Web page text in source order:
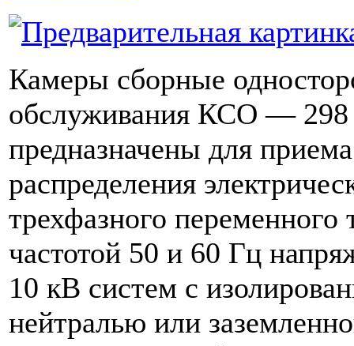
Камеры сборные
обслуживания КСО — 298
предназначены для
распределения
трехфазного переменного
частотой 50 и 60 Гц
10 кВ систем с
нейтралью или